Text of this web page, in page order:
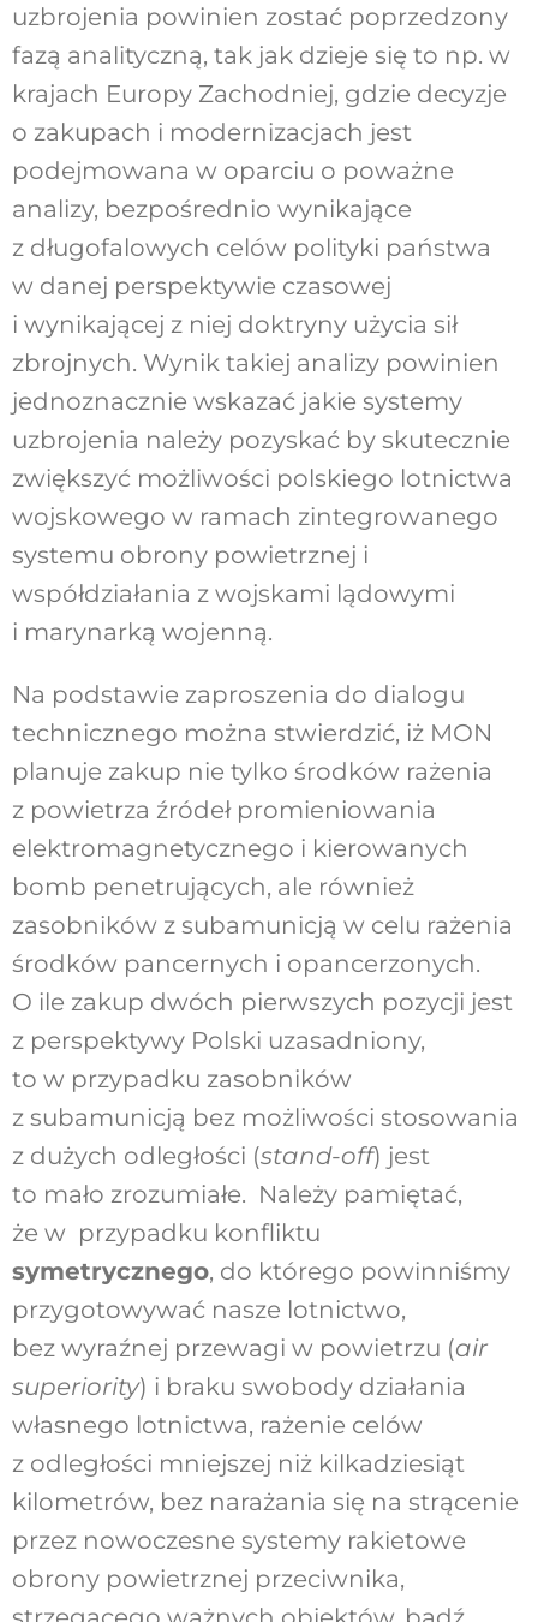
uzbrojenia powinien zostać poprzedzony
fazą analityczną, tak jak dzieje się to np. w
krajach Europy Zachodniej, gdzie decyzje
o zakupach i modernizacjach jest
podejmowana w oparciu o poważne
analizy, bezpośrednio wynikające
z długofalowych celów polityki państwa
w danej perspektywie czasowej
i wynikającej z niej doktryny użycia sił
zbrojnych. Wynik takiej analizy powinien
jednoznacznie wskazać jakie systemy
uzbrojenia należy pozyskać by skutecznie
zwiększyć możliwości polskiego lotnictwa
wojskowego w ramach zintegrowanego
systemu obrony powietrznej i
współdziałania z wojskami lądowymi
i marynarką wojenną.
Na podstawie zaproszenia do dialogu
technicznego można stwierdzić, iż MON
planuje zakup nie tylko środków rażenia
z powietrza źródeł promieniowania
elektromagnetycznego i kierowanych
bomb penetrujących, ale również
zasobników z subamunicją w celu rażenia
środków pancernych i opancerzonych.
O ile zakup dwóch pierwszych pozycji jest
z perspektywy Polski uzasadniony,
to w przypadku zasobników
z subamunicją bez możliwości stosowania
z dużych odległości (stand-off) jest
to mało zrozumiałe. Należy pamiętać,
że w przypadku konfliktu
symetrycznego, do którego powinniśmy
przygotowywać nasze lotnictwo,
bez wyraźnej przewagi w powietrzu (air
superiority) i braku swobody działania
własnego lotnictwa, rażenie celów
z odległości mniejszej niż kilkadziesiąt
kilometrów, bez narażania się na strącenie
przez nowoczesne systemy rakietowe
obrony powietrznej przeciwnika,